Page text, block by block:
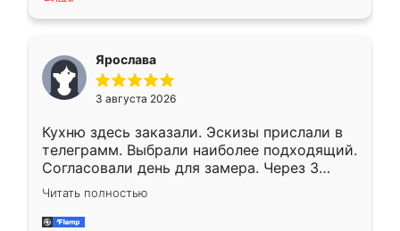
Ярослава
3 августа 2026
Кухню здесь заказали. Эскизы прислали в
телеграмм. Выбрали наиболее подходящий.
Согласовали день для замера. Через 3
недели кухня была уже готова. Остались
довольны работой. Спасибо Ренессанс
мебель за качественную работу!
Читать полностью